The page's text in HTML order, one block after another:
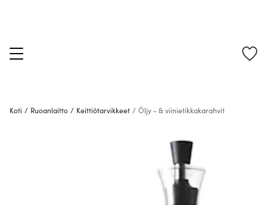
Koti / Ruoanlaitto / Keittiötarvikkeet / Öljy - & viinietikkakarahvit